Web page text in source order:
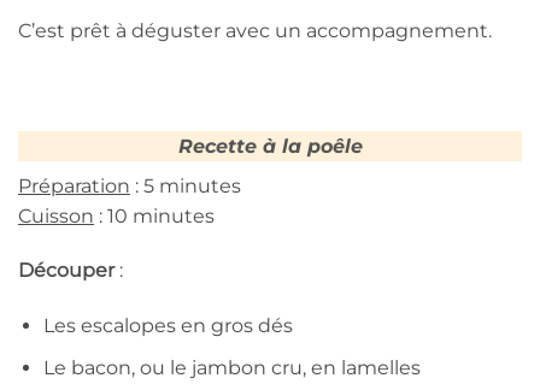
C’est prêt à déguster avec un accompagnement.
Recette à la poêle
Préparation : 5 minutes
Cuisson : 10 minutes
Découper :
Les escalopes en gros dés
Le bacon, ou le jambon cru, en lamelles